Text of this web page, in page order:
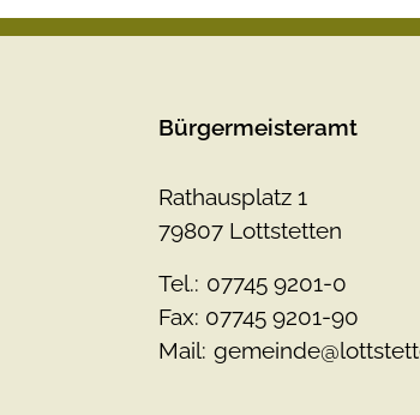
Bürgermeisteramt
Rathausplatz 1
79807 Lottstetten
Tel.: 07745 9201-0
Fax: 07745 9201-90
Mail: